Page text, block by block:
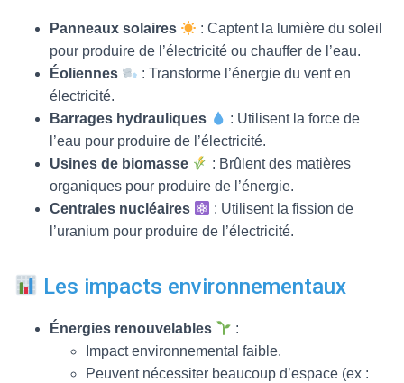
Panneaux solaires
: Captent la lumière du soleil
pour produire de l’électricité ou chauffer de l’eau.
Éoliennes
: Transforme l’énergie du vent en
électricité.
Barrages hydrauliques
: Utilisent la force de
l’eau pour produire de l’électricité.
Usines de biomasse
: Brûlent des matières
organiques pour produire de l’énergie.
Centrales nucléaires
: Utilisent la fission de
l’uranium pour produire de l’électricité.
Les impacts environnementaux
Énergies renouvelables
:
Impact environnemental faible.
Peuvent nécessiter beaucoup d’espace (ex :